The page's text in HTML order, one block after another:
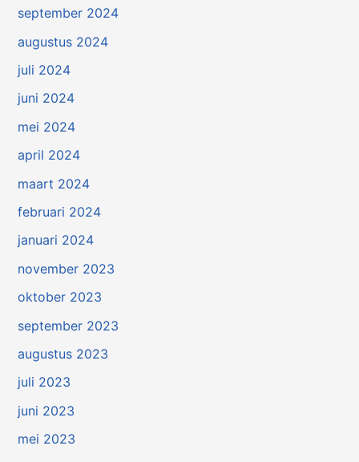
september 2024
augustus 2024
juli 2024
juni 2024
mei 2024
april 2024
maart 2024
februari 2024
januari 2024
november 2023
oktober 2023
september 2023
augustus 2023
juli 2023
juni 2023
mei 2023